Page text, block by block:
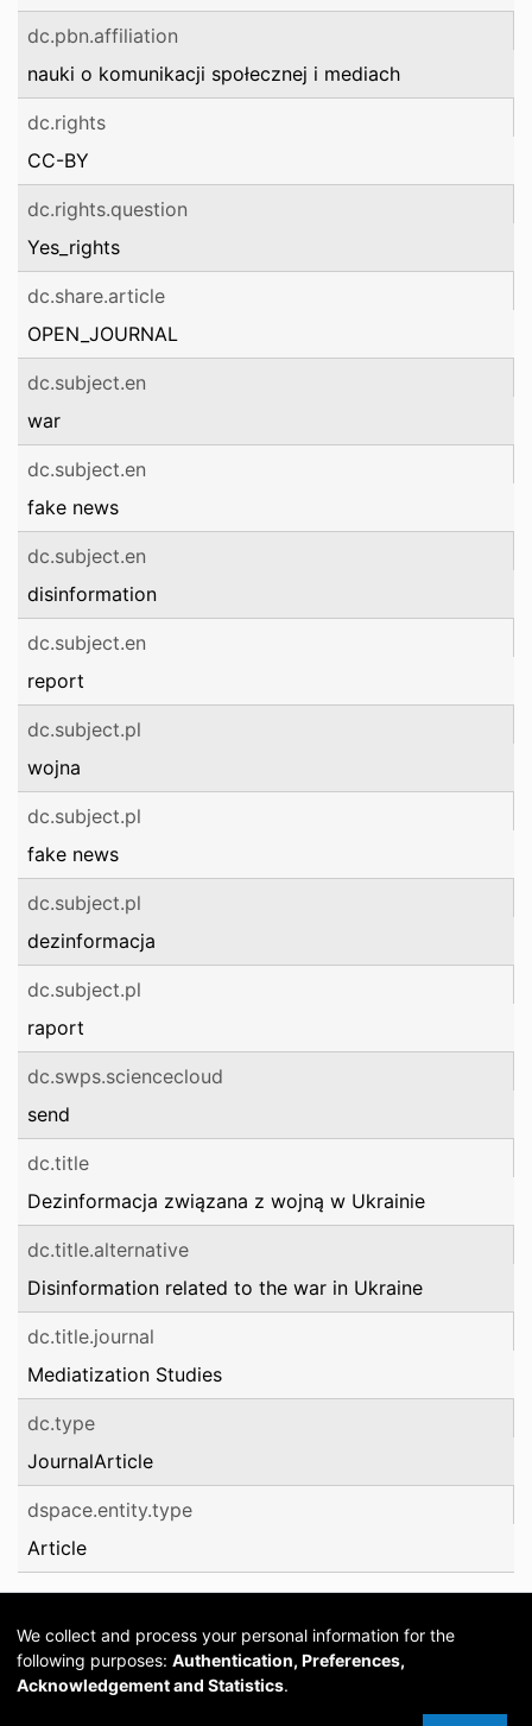
dc.pbn.affiliation
nauki o komunikacji społecznej i mediach
dc.rights
CC-BY
dc.rights.question
Yes_rights
dc.share.article
OPEN_JOURNAL
dc.subject.en
war
dc.subject.en
fake news
dc.subject.en
disinformation
dc.subject.en
report
dc.subject.pl
wojna
dc.subject.pl
fake news
dc.subject.pl
dezinformacja
dc.subject.pl
raport
dc.swps.sciencecloud
send
dc.title
Dezinformacja związana z wojną w Ukrainie
dc.title.alternative
Disinformation related to the war in Ukraine
dc.title.journal
Mediatization Studies
dc.type
JournalArticle
dspace.entity.type
Article
We collect and process your personal information for the
following purposes: Authentication, Preferences,
Acknowledgement and Statistics.